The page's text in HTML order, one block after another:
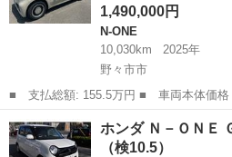
1,490,000円
N-ONE
10,030km
2025年
野々市市
■ 支払総額: 155.5万円 ■ 車両本体価格： 1,490,000 円 ■ メーカ
ー名： ホンダ ■ 車種名： Ｎ－ＯＮ
ナル 衝突被害軽減 ＬＫＡＳ スマー
クモニタ...
石川 野々市市 N-ONE
ホンダ Ｎ－ＯＮＥ
（検10.5）